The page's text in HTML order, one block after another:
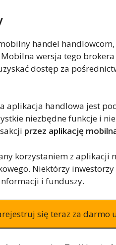
handel handlowcom,
wersja tego
dostęp za
aplikacja handlowa jest
niezbędne funkcje i
przez aplikację
korzystaniem z
Niektórzy
i funduszy.
się teraz za darmo